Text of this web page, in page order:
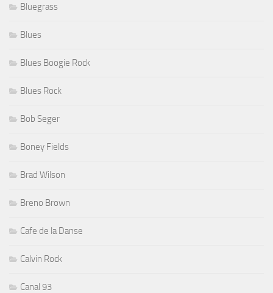
Bluegrass
Blues
Blues Boogie Rock
Blues Rock
Bob Seger
Boney Fields
Brad Wilson
Breno Brown
Cafe de la Danse
Calvin Rock
Canal 93